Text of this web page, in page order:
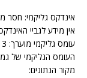
אינדקס גליקמי: חסר
אין מידע לגביי
עומס גליקמי מוערך: 3
העומס הגליקמי של
מקור הנתונים: